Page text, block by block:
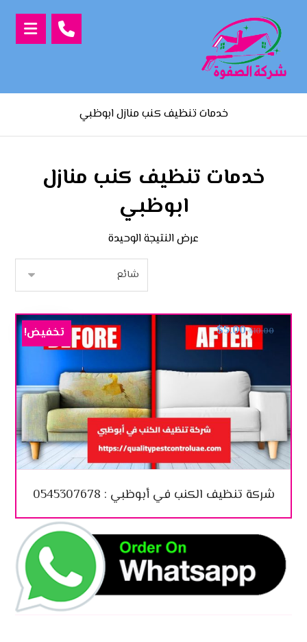
خدمات تنظيف كنب منازل ابوظبي
خدمات تنظيف كنب منازل
ابوظبي
عرض النتيجة الوحيدة
شركة تنظيف الكنب في أبوظبي : 0545307678
$10.00
$5.00 تخفيض!